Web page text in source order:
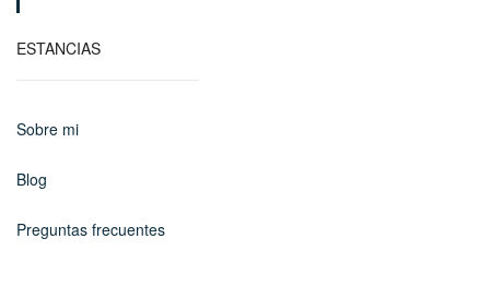
ESTANCIAS
Sobre mi
Blog
Preguntas frecuentes